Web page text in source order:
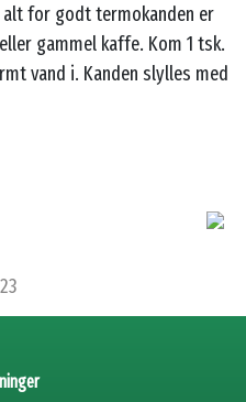
alt for godt termokanden er
gammel kaffe. Kom 1 tsk.
vand i. Kanden slylles med